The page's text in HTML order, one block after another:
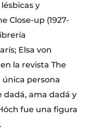
y
Close-up (1927-
Elsa von
la revista The
única persona
dadá, ama dadá y
fue una figura